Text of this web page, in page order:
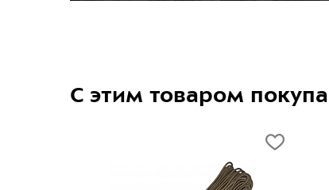
С этим товаром